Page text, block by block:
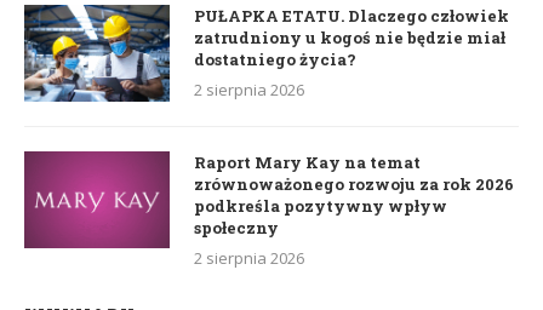
PUŁAPKA ETATU. Dlaczego człowiek
zatrudniony u kogoś nie będzie miał
dostatniego życia?
2 sierpnia 2026
Raport Mary Kay na temat
zrównoważonego rozwoju za rok 2026
podkreśla pozytywny wpływ
społeczny
2 sierpnia 2026